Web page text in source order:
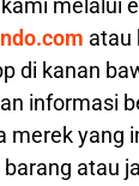
melalui
atau
di kanan
informasi
merek yang
atau